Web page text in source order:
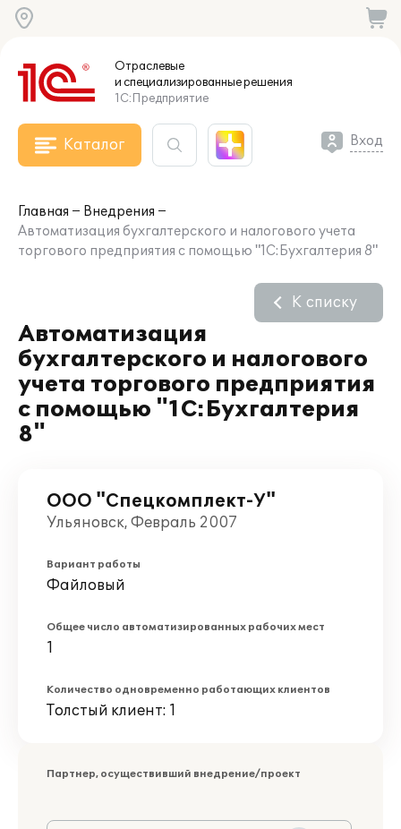
Отраслевые
и специализированныерешения
1С:Предприятие
Каталог Вход
Главная
Внедрения
Автоматизация бухгалтерского и налогового учета
торгового предприятия с помощью "1С:Бухгалтерия 8"
Автоматизация
бухгалтерского и налогового
учета торгового предприятия
с помощью "1С:Бухгалтерия
8"
К списку
ООО "Спецкомплект-У"
Ульяновск, Февраль 2007
Вариант работы
Файловый
Общее число автоматизированных рабочих мест
1
Количество одновременно работающих клиентов
Толстый клиент: 1
Партнер, осуществивший внедрение/проект